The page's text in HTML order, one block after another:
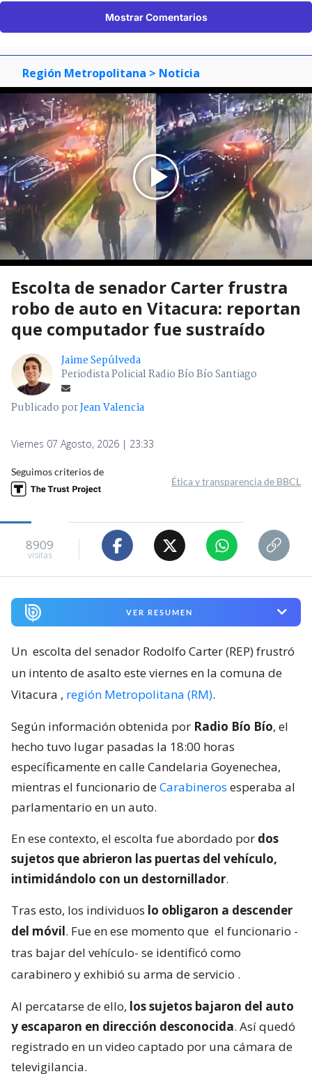
Mostrar Comentarios
Región Metropolitana > Noticia
Escolta de senador Carter frustra
robo de auto en Vitacura: reportan
que computador fue sustraído
Jaime Sepúlveda
Periodista Policial Radio Bío Bío Santiago
Publicado porJean Valencia
Viernes 07 Agosto, 2026 | 23:33
Seguimos criterios de
Ética y transparencia de BBCL
8909
visitas
VER RESUMEN
Un escolta del senador Rodolfo Carter (REP) frustró
un intento de asalto este viernes en la comuna de
Vitacura , región Metropolitana (RM).
Según información obtenida por Radio Bío Bío, el
hecho tuvo lugar pasadas la 18:00 horas
específicamente en calle Candelaria Goyenechea,
mientras el funcionario deCarabineros esperaba al
parlamentario en un auto.
En ese contexto, el escolta fue abordado por dos
sujetos que abrieron las puertas del vehículo,
intimidándolo con un destornillador.
Tras esto, los individuos lo obligaron a descender
del móvil. Fue en ese momento que el funcionario -
tras bajar del vehículo- se identificó como
carabinero y exhibió su arma de servicio .
Al percatarse de ello, los sujetos bajaron del auto
y escaparon en dirección desconocida. Así quedó
registrado en un video captado por una cámara de
televigilancia.